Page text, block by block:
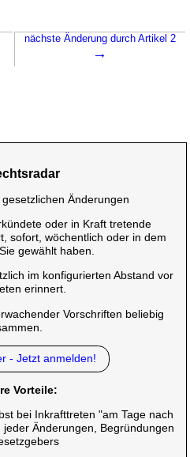
nächste Änderung durch Artikel 2
→
Änderungen
oder in Kraft tretende
sofort, wöchentlich oder in dem
gewählt haben.
im konfigurierten Abstand vor
erinnert.
Vorschriften beliebig
- Jetzt anmelden!
Vorteile:
bei Inkrafttreten "am Tage nach
Änderungen, Begründungen